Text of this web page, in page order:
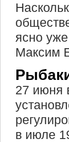
ясно
Максим
27 июня
в июле